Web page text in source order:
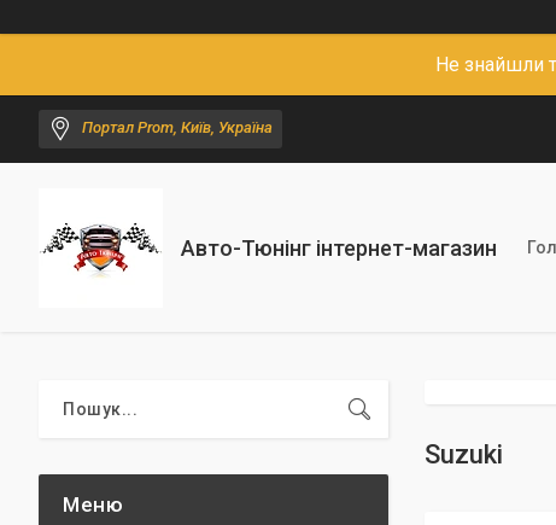
Не знайшли
Портал Prom, Київ, Україна
Авто-Тюнінг інтернет-магазин
Suzuki